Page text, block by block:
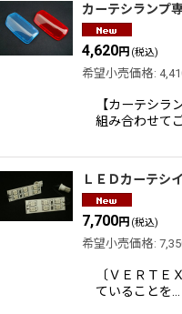
カーテシランプ
4,620円 (税込)
希望小売価格:
【カーテシ
組み合わせてご
ＬＥＤカーテシ
7,700円 (税込)
希望小売価格:
〔ＶＥＲＴ
ていることを…